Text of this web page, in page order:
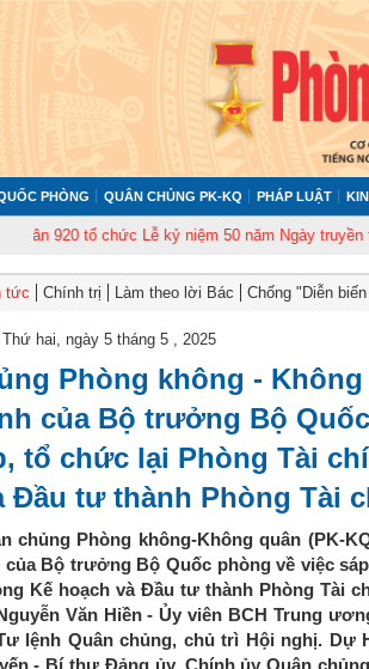
PHÒNG QUÂN CHỦNG PK-KQ PHÁP LUẬT
chức Lễ kỷ niệm 50 năm Ngày truyền thống (12-
tức Chính trị Làm theo lời Bác Chống "Diễn
hai, ngày 5 tháng 5 , 2025
Phòng không -
của Bộ trưởng Bộ
tổ chức lại Phòng Tài
Đầu tư thành Phòng Tài
chủng Phòng không-Không quân (PK-
của Bộ trưởng Bộ Quốc phòng về việc
Kế hoạch và Đầu tư thành Phòng Tài
Văn Hiền - Ủy viên BCH Trung
lệnh Quân chủng, chủ trì Hội nghị. Dự
- Bí thư Đảng ủy, Chính ủy Quân